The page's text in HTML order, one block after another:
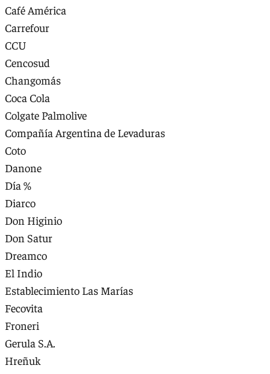
Café América
Carrefour
CCU
Cencosud
Changomás
Coca Cola
Colgate Palmolive
Compañía Argentina de Levaduras
Coto
Danone
Día %
Diarco
Don Higinio
Don Satur
Dreamco
El Indio
Establecimiento Las Marías
Fecovita
Froneri
Gerula S.A.
Hreñuk